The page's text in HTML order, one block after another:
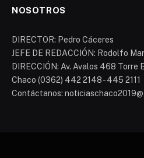
NOSOTROS
DIRECTOR: Pedro Cáceres
JEFE DE REDACCIÓN: Rodolfo
DIRECCIÓN: Av. Avalos 468 Torre
Chaco (0362) 442 2148 - 445 2111
Contáctanos: